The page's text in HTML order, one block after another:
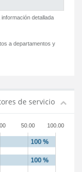
detallada
a departamentos y
de servicio
50.00 100.00